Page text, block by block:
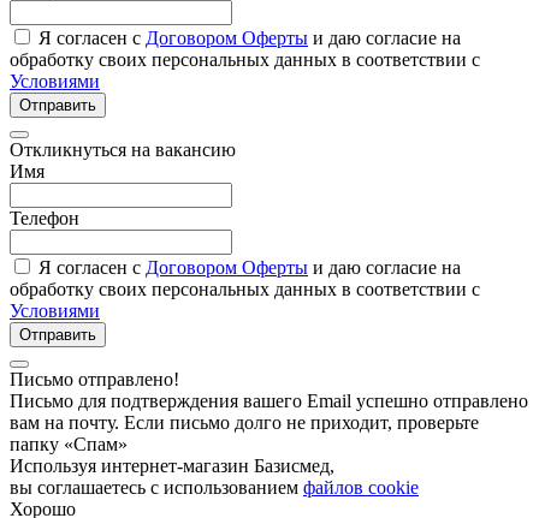
Я согласен с Договором Оферты и даю согласие на
обработку своих персональных данных в соответствии с
Условиями
Отправить
Откликнуться на вакансию
Имя
Телефон
Я согласен с Договором Оферты и даю согласие на
обработку своих персональных данных в соответствии с
Условиями
Отправить
Письмо отправлено!
Письмо для подтверждения вашего Email успешно отправлено
вам на почту. Если письмо долго не приходит, проверьте
папку «Спам»
Используя интернет-магазин Базисмед,
вы соглашаетесь с использованием файлов cookie
Хорошо